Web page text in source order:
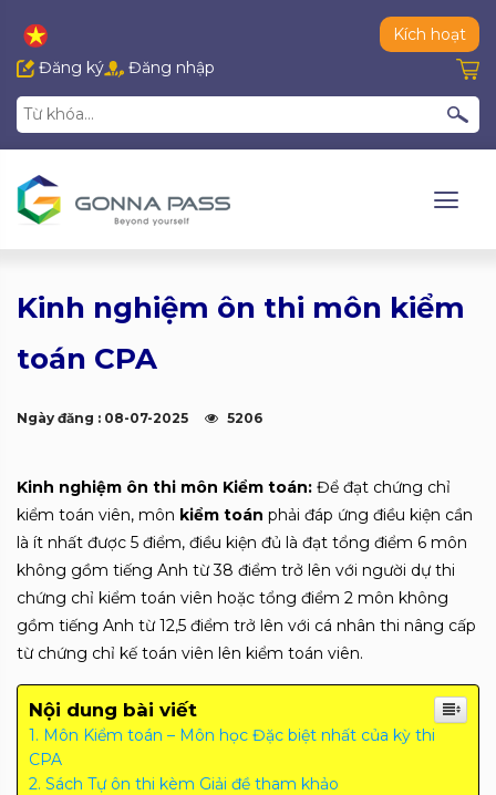
Kích hoạt
Đăng ký
Đăng nhập
Kinh nghiệm ôn thi môn kiểm
toán CPA
Ngày đăng : 08-07-2025 5206
Kinh nghiệm ôn thi môn Kiểm toán: Để đạt chứng chỉ
kiểm toán viên, môn kiểm toán phải đáp ứng điều kiện cần
là ít nhất được 5 điểm, điều kiện đủ là đạt tổng điểm 6 môn
không gồm tiếng Anh từ 38 điểm trở lên với người dự thi
chứng chỉ kiểm toán viên hoặc tổng điểm 2 môn không
gồm tiếng Anh từ 12,5 điểm trở lên với cá nhân thi nâng cấp
từ chứng chỉ kế toán viên lên kiểm toán viên.
Nội dung bài viết
Môn Kiểm toán – Môn học Đặc biệt nhất của kỳ thi
CPA
Sách Tự ôn thi kèm Giải đề tham khảo